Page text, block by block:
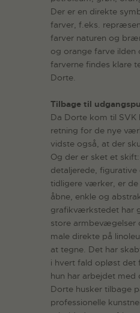
Der er en direkte
farver, f.eks.
farver naturen og
og orange farve ilden
farverne findes klare
Dorte.
Tilbage til
Da Dorte kom til SVK
retning for de nye
vidste også, at der
Og der er sket et
detaljerede,
tidligere værker, er
åbne, enkle og
grafikværkstedet har
store
male direkte på
at tegne. Det har
i hvert fald opløst det
hun har arbejdet med
Dorte husker tilbage
professionelle